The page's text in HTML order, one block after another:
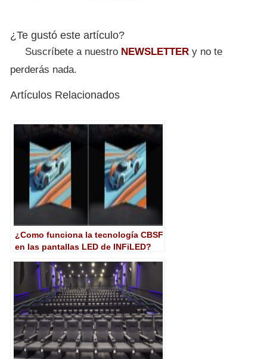
¿Te gustó este artículo?
Suscríbete a nuestro NEWSLETTER y no te
perderás nada.
Artículos Relacionados
¿Como funciona la tecnología CBSF
en las pantallas LED de INFiLED?